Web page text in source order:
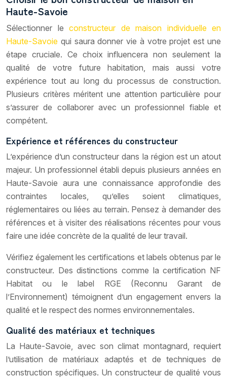
Haute-Savoie
Sélectionner le constructeur de maison individuelle en
Haute-Savoie qui saura donner vie à votre projet est une
étape cruciale. Ce choix influencera non seulement la
qualité de votre future habitation, mais aussi votre
expérience tout au long du processus de construction.
Plusieurs critères méritent une attention particulière pour
s’assurer de collaborer avec un professionnel fiable et
compétent.
Expérience et références du constructeur
L’expérience d’un constructeur dans la région est un atout
majeur. Un professionnel établi depuis plusieurs années en
Haute-Savoie aura une connaissance approfondie des
contraintes locales, qu’elles soient climatiques,
réglementaires ou liées au terrain. Pensez à demander des
références et à visiter des réalisations récentes pour vous
faire une idée concrète de la qualité de leur travail.
Vérifiez également les certifications et labels obtenus par le
constructeur. Des distinctions comme la certification NF
Habitat ou le label RGE (Reconnu Garant de
l’Environnement) témoignent d’un engagement envers la
qualité et le respect des normes environnementales.
Qualité des matériaux et techniques
La Haute-Savoie, avec son climat montagnard, requiert
l’utilisation de matériaux adaptés et de techniques de
construction spécifiques. Un constructeur de qualité vous